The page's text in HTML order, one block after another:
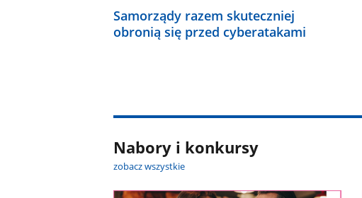
Samorządy razem skuteczniej
obronią się przed cyberatakami
Nabory i konkursy
zobacz wszystkie